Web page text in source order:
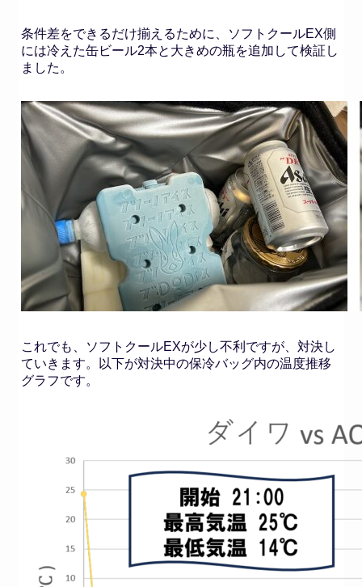
条件差をできるだけ揃えるために、ソフトクールEX側
には冷えた缶ビール2本と大きめの瓶を追加して検証し
ました。
これでも、ソフトクールEXが少し不利ですが、対決し
ていきます。以下が対決中の保冷バッグ内の温度推移
グラフです。